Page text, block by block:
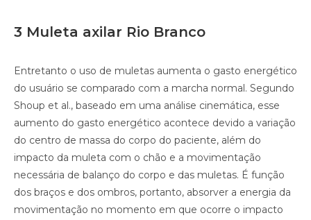
3 Muleta axilar Rio Branco
Entretanto o uso de muletas aumenta o gasto energético
do usuário se comparado com a marcha normal. Segundo
Shoup et al., baseado em uma análise cinemática, esse
aumento do gasto energético acontece devido a variação
do centro de massa do corpo do paciente, além do
impacto da muleta com o chão e a movimentação
necessária de balanço do corpo e das muletas. É função
dos braços e dos ombros, portanto, absorver a energia da
movimentação no momento em que ocorre o impacto